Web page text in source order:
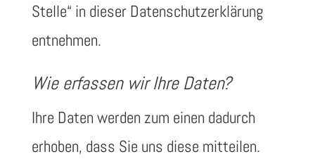
Stelle“ in dieser Datenschutzerklärung
entnehmen.
Wie erfassen wir Ihre Daten?
Ihre Daten werden zum einen dadurch
erhoben, dass Sie uns diese mitteilen.